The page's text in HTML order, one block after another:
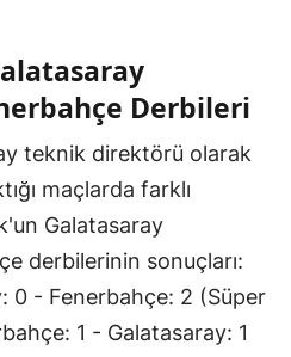
Derbileri
teknik direktörü olarak
maçlarda farklı
Galatasaray
derbilerinin sonuçları:
0 - Fenerbahçe: 2 (Süper
1 - Galatasaray: 1